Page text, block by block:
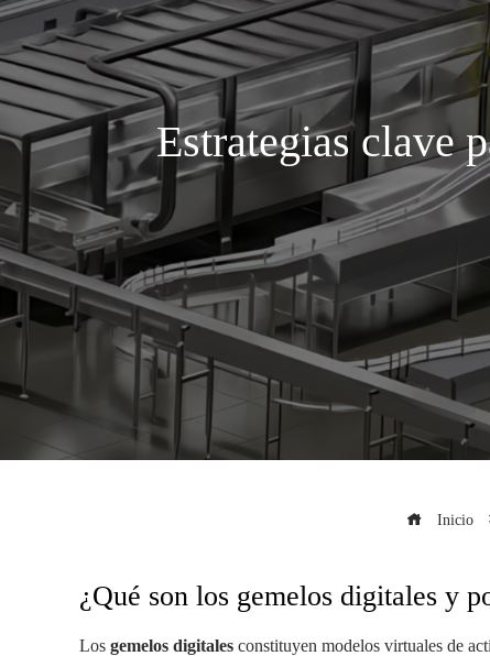
Estrategias clave
Inicio
¿Qué son los gemelos digitales y
Los gemelos digitales constituyen modelos virtuales de